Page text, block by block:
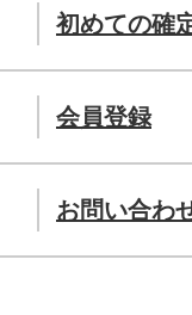
初めての確
会員登録
お問い合わ